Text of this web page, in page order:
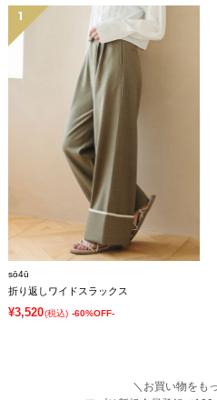
1
sō4ū
折り返しワイドスラックス
¥3,520(税込) -60%OFF-
＼お買い物をも